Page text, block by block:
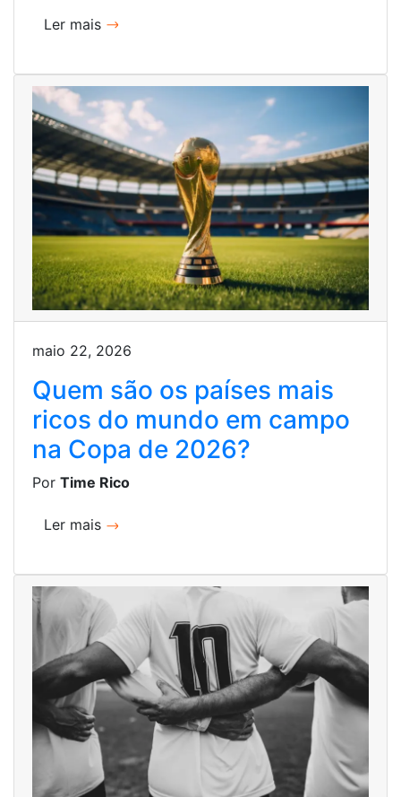
Ler mais
maio 22, 2026
Quem são os países mais
ricos do mundo em campo
na Copa de 2026?
Por Time Rico
Ler mais